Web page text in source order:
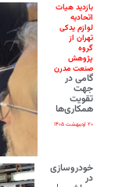
بازدید هیات
اتحادیه
لوازم یدکی
تهران از
گروه
پژوهش
صنعت مدرن
گامی در
جهت
تقویت
همکاری‌ها
۲۰ اردیبهشت ۱۴۰۵
خودروسازی
در